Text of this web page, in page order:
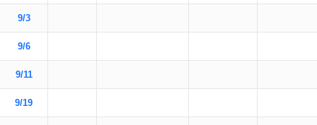
9/3
9/6
9/11
9/19